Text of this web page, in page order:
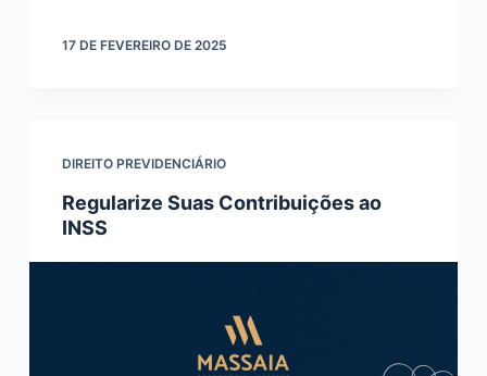
17 DE FEVEREIRO DE 2025
DIREITO PREVIDENCIÁRIO
Regularize Suas Contribuições ao
INSS